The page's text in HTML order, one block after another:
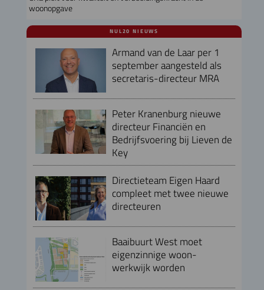
woonopgave
NUL20 NIEUWS
Armand van de Laar per 1
september aangesteld als
secretaris-directeur MRA
Peter Kranenburg nieuwe
directeur Financiën en
Bedrijfsvoering bij Lieven de
Key
Directieteam Eigen Haard
compleet met twee nieuwe
directeuren
Baaibuurt West moet
eigenzinnige woon-
werkwijk worden